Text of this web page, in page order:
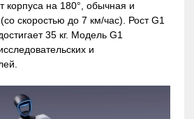
корпуса на 180°, обычная и
скоростью до 7 км/час). Рост G1
35 кг. Модель G1
и